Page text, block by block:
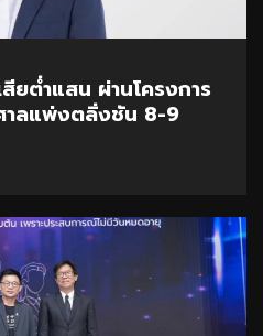
ยต่ำแสน ผ่านโครงการ
าลแพ่งตลิ่งชัน 8-9